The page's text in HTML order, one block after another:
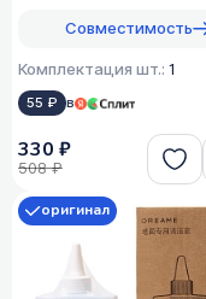
Совместимость
Комплектация шт.: 1
55 ₽ в
330 ₽
508 ₽
оригинал